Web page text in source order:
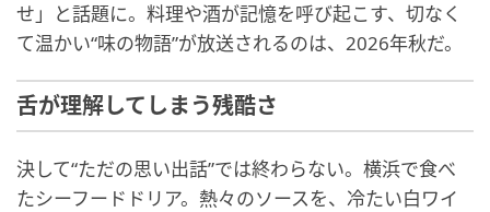
せ」と話題に。料理や酒が記憶を呼び起こす、切なく
て温かい“味の物語”が放送されるのは、2026年秋だ。
舌が理解してしまう残酷さ
決して“ただの思い出話”では終わらない。横浜で食べ
たシーフードドリア。熱々のソースを、冷たい白ワイ